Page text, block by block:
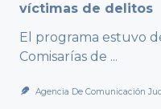
víctimas de delitos
El programa estuvo
Comisarías de ...
Agencia De Comunicación